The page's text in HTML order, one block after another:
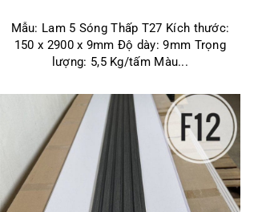
Mẫu: Lam 5 Sóng Thấp T27 Kích thước:
150 x 2900 x 9mm Độ dày: 9mm Trọng
lượng: 5,5 Kg/tấm Màu...